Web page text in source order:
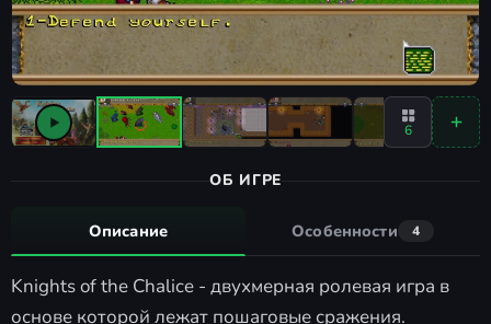
6
ОБ ИГРЕ
Описание Особенности 4
Knights of the Chalice - двухмерная ролевая игра в
основе которой лежат пошаговые сражения.